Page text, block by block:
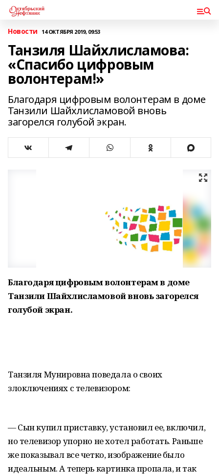
Новости 14 ОКТЯБРЯ 2019, 09:53
Танзиля Шайхлисламова:
«Спасибо цифровым
волонтерам!»
Благодаря цифровым волонтерам в доме
Танзили Шайхлисламовой вновь
загорелся голубой экран.
Благодаря цифровым волонтерам в доме
Танзили Шайхлисламовой вновь загорелся
голубой экран.
Танзиля Мунировна поведала о своих
злоключениях с телевизором:
— Сын купил приставку, установил ее, включил,
но телевизор упорно не хотел работать. Раньше
же показывал все четко, изображение было
идеальным. А теперь картинка пропала, и так